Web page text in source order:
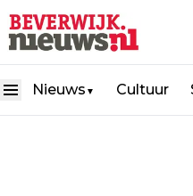
Nieuws ▼ Cultuur